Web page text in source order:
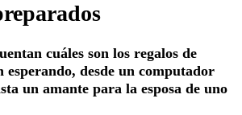
cuáles son los regalos de
esperando, desde un computador
un amante para la esposa de uno